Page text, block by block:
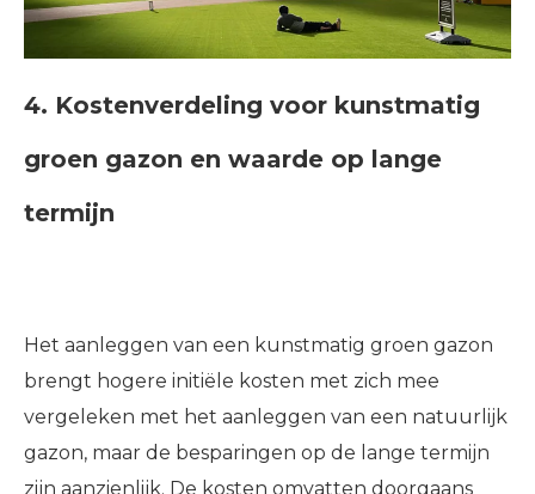
4. Kostenverdeling voor kunstmatig
groen gazon en waarde op lange
termijn
Het aanleggen van een kunstmatig groen gazon
brengt hogere initiële kosten met zich mee
vergeleken met het aanleggen van een natuurlijk
gazon, maar de besparingen op de lange termijn
zijn aanzienlijk. De kosten omvatten doorgaans